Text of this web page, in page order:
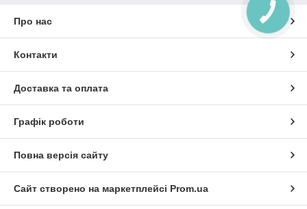
Про нас
Контакти
Доставка та оплата
Графік роботи
Повна версія сайту
Сайт створено на маркетплейсі Prom.ua